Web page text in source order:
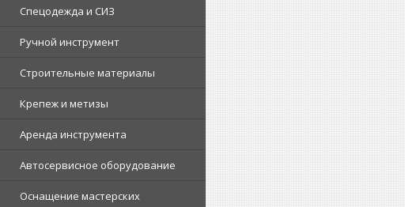
Спецодежда и СИЗ
Ручной инструмент
Строительные материалы
Крепеж и метизы
Аренда инструмента
Автосервисное оборудование
Оснащение мастерских